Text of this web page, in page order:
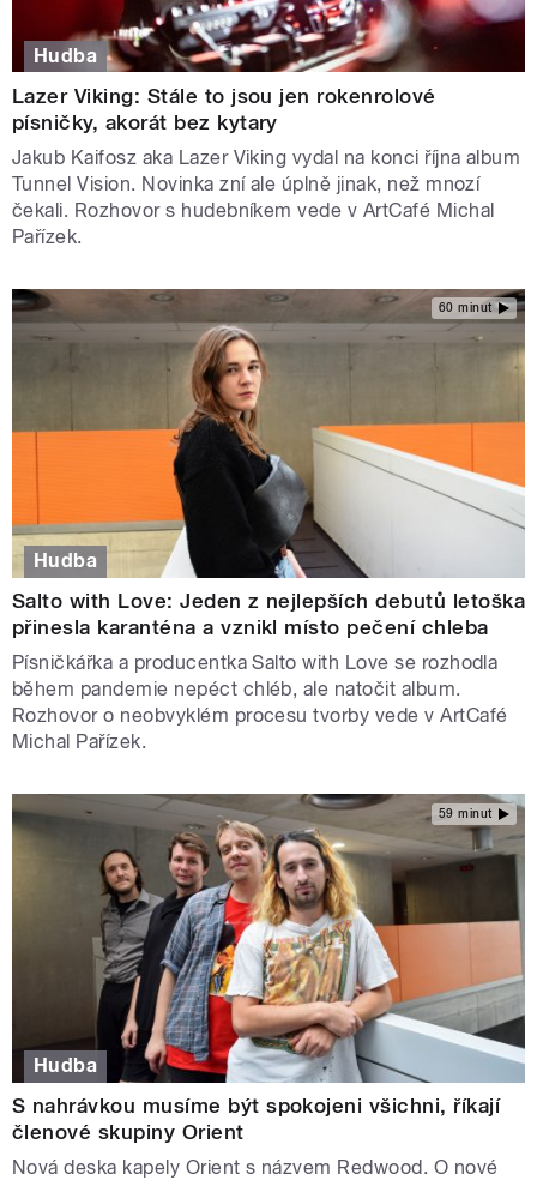
Hudba
Lazer Viking: Stále to jsou jen rokenrolové
písničky, akorát bez kytary
Jakub Kaifosz aka Lazer Viking vydal na konci října album
Tunnel Vision. Novinka zní ale úplně jinak, než mnozí
čekali. Rozhovor s hudebníkem vede v ArtCafé Michal
Pařízek.
60 minut
Hudba
Salto with Love: Jeden z nejlepších debutů letoška
přinesla karanténa a vznikl místo pečení chleba
Písničkářka a producentka Salto with Love se rozhodla
během pandemie nepéct chléb, ale natočit album.
Rozhovor o neobvyklém procesu tvorby vede v ArtCafé
Michal Pařízek.
59 minut
Hudba
S nahrávkou musíme být spokojeni všichni, říkají
členové skupiny Orient
Nová deska kapely Orient s názvem Redwood. O nové